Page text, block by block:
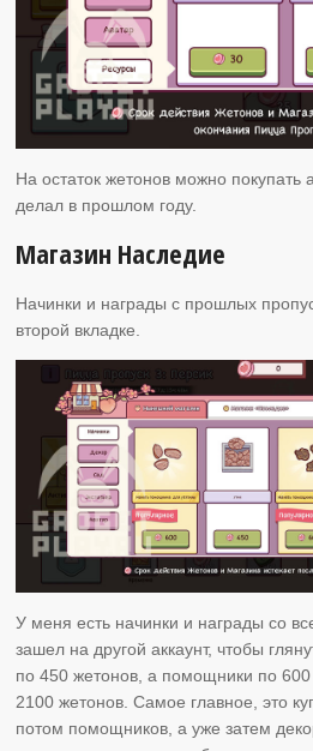
На остаток жетонов можно покупать
делал в прошлом году.
Магазин Наследие
Начинки и награды с прошлых
второй вкладке.
У меня есть начинки и награды со
зашел на другой аккаунт, чтобы
по 450 жетонов, а помощники по
2100 жетонов. Самое главное, это
потом помощников, а уже затем